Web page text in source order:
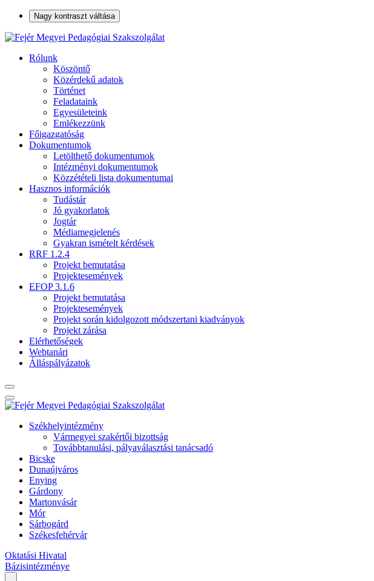
Nagy kontraszt váltása
Rólunk
Köszöntő
Közérdekű adatok
Történet
Feladataink
Egyesületeink
Emlékezzünk
Főigazgatóság
Dokumentumok
Letölthető dokumentumok
Intézményi dokumentumok
Közzétételi lista dokumentumai
Hasznos információk
Tudástár
Jó gyakorlatok
Jogtár
Médiamegjelenés
Gyakran ismételt kérdések
RRF 1.2.4
Projekt bemutatása
Projektesemények
EFOP 3.1.6
Projekt bemutatása
Projektesemények
Projekt során kidolgozott módszertani kiadványok
Projekt zárása
Elérhetőségek
Webtanári
Álláspályázatok
Székhelyintézmény
Vármegyei szakértői bizottság
Továbbtanulási, pályaválasztási tanácsadó
Bicske
Dunaújváros
Enying
Gárdony
Martonvásár
Mór
Sárbogárd
Székesfehérvár
Oktatási Hivatal
Bázisintézménye